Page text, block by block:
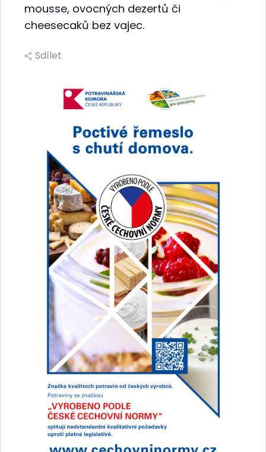
mousse, ovocných dezertů či
cheesecaků bez vajec.
Sdílet